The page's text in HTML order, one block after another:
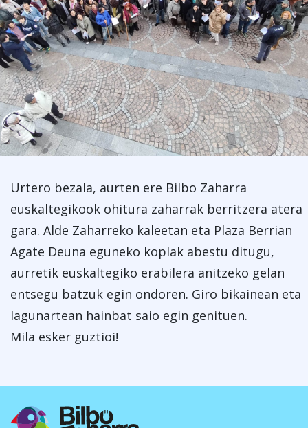
Urtero bezala, aurten ere Bilbo Zaharra
euskaltegikook ohitura zaharrak berritzera atera
gara. Alde Zaharreko kaleetan eta Plaza Berrian
Agate Deuna eguneko koplak abestu ditugu,
aurretik euskaltegiko erabilera anitzeko gelan
entsegu batzuk egin ondoren. Giro bikainean eta
lagunartean hainbat saio egin genituen.
Mila esker guztioi!